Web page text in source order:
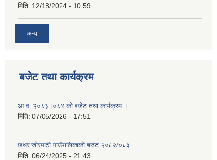
मिति: 12/18/2024 - 10:59
अन्य
बजेट तथा कार्यक्रम
आ.व. २०८३।०८४ को बजेट तथा कार्यक्रम ।
मिति: 07/05/2026 - 17:51
छथर जोरपाटी गाउँपालिकाको बजेट २०८२/०८३
मिति: 06/24/2025 - 21:43